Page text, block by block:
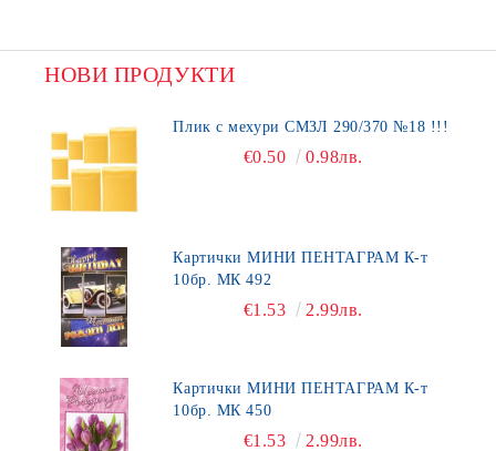
НОВИ ПРОДУКТИ
Плик с мехури СМЗЛ 290/370 №18 !!!
€0.50 0.98лв.
Картички МИНИ ПЕНТАГРАМ К-т
10бр. МК 492
€1.53 2.99лв.
Картички МИНИ ПЕНТАГРАМ К-т
10бр. МК 450
€1.53 2.99лв.